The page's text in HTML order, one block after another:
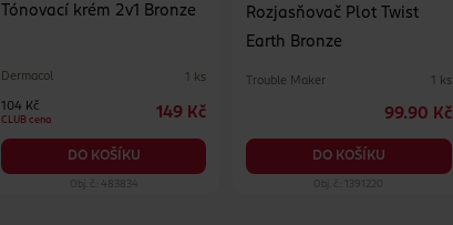
Tónovací krém 2v1 Bronze
Dermacol 1 ks
104 Kč
CLUB cena 149 Kč
DO KOŠÍKU
Obj. č.: 483834
Rozjasňovač Plot Twist
Earth Bronze
Trouble Maker 1 ks
99.90 Kč
DO KOŠÍKU
Obj. č.: 1391220